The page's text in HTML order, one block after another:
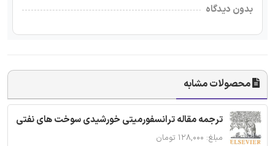
بدون دیدگاه
محصولات مشابه
ترجمه مقاله ترانسفورمیتی خورشیدی سوخت های نفتی
مبلغ: ۱۲۸,۰۰۰ تومان